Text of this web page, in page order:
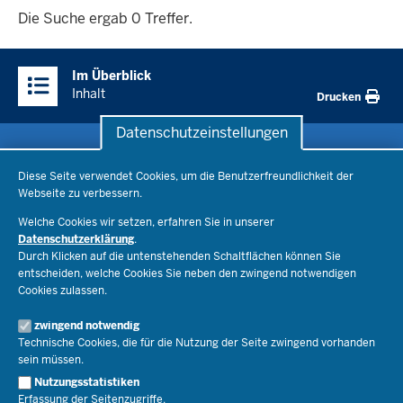
Datenschutzeinstellungen
Diese Seite verwendet Cookies, um die Benutzerfreundlichkeit der
Webseite zu verbessern.
Welche Cookies wir setzen, erfahren Sie in unserer
Datenschutzerklärung.
Durch Klicken auf die untenstehenden Schaltflächen können Sie
entscheiden, welche Cookies Sie neben den zwingend notwendigen
Cookies zulassen.
zwingend notwendig
Technische Cookies, die für die Nutzung der Seite zwingend vorhanden
sein müssen.
Nutzungsstatistiken
Erfassung der Seitenzugriffe.
ergab
Die Suche ergab 0 Treffer.
Inhalte
Im Überblick
Inhalt
Drucken
Bildungsthemen
Lehrkräfte
Recht
Schulleben
Ministerium
Ministerin Dorothee Feller
Staatssekretär Dr. Urban Mauer
Open Government
Bibliothek
Veranstaltungen
Geschäftsbereich
Presse
Pressefotos
Social Media
Pressekontakt
Service
Schule(n) suchen
Kontakt